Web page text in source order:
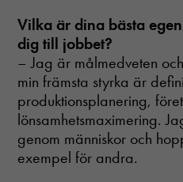
Vilka är dina bästa
dig till jobbet?
– Jag är målmedveten
min främsta styrka är
produktionsplanering,
lönsamhetsmaximering.
genom människor och
exempel för andra.